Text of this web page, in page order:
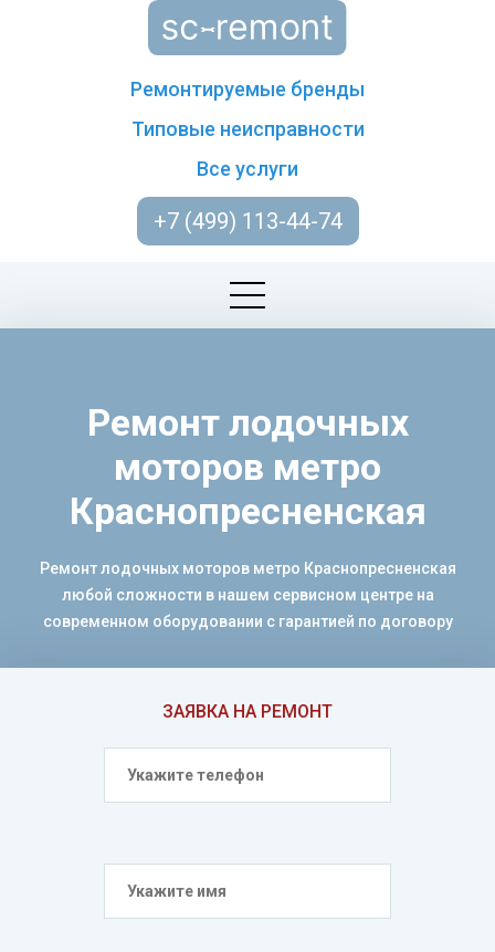
Ремонтируемые бренды
Типовые неисправности
Все услуги
+7 (499) 113-44-74
ЗАЯВКА НА РЕМОНТ
Ремонт лодочных
моторов метро
Краснопресненская
Ремонт лодочных моторов метро Краснопресненская
любой сложности в нашем сервисном центре на
современном оборудовании с гарантией по договору